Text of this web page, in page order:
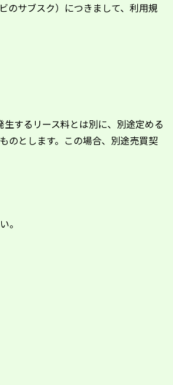
のサブスク） につきまして、利用規
するリース料とは別に、別途定める
のとします。この場合、別途売買契
。